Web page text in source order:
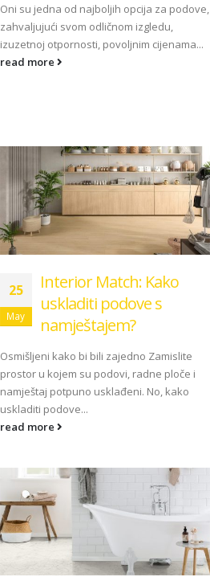
Oni su jedna od najboljih opcija za podove,
zahvaljujući svom odličnom izgledu,
izuzetnoj otpornosti, povoljnim cijenama...
read more
25
May
Interior Match: Kako
uskladiti podove s
namještajem?
Osmišljeni kako bi bili zajedno Zamislite
prostor u kojem su podovi, radne ploče i
namještaj potpuno usklađeni. No, kako
uskladiti podove...
read more